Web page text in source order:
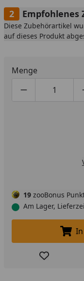
Empfohlenes
Diese Zubehörartikel
auf dieses Produkt
Menge
Produktmenge
19 zooBonus
Am Lager,
Produkt